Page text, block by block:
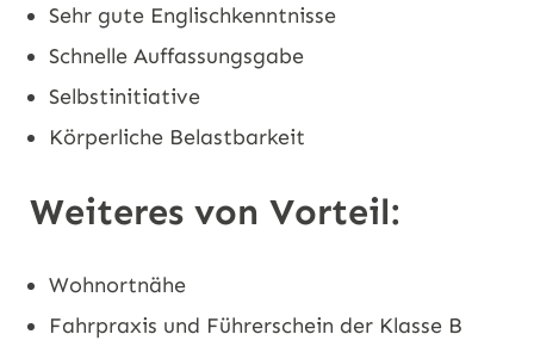
Sehr gute Englischkenntnisse
Schnelle Auffassungsgabe
Selbstinitiative
Körperliche Belastbarkeit
Weiteres von Vorteil:
Wohnortnähe
Fahrpraxis und Führerschein der Klasse B